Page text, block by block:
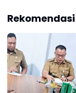
Rekomendasi